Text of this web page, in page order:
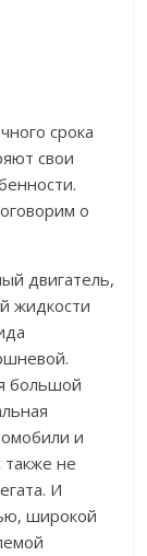
срока
свои
о
двигатель,
жидкости
большой
и
также не
И
широкой